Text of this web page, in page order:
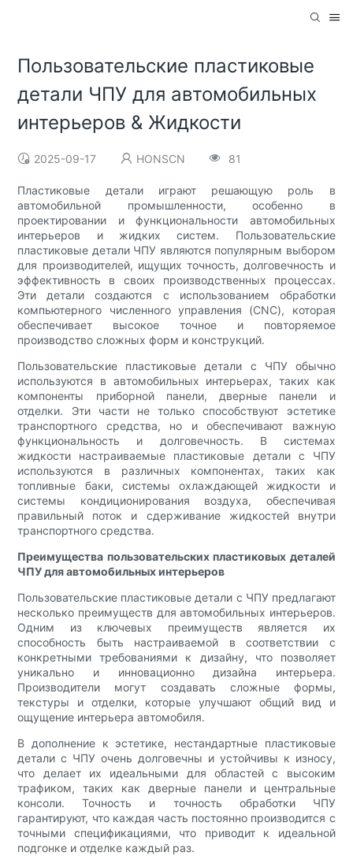
Пользовательские пластиковые
детали ЧПУ для автомобильных
интерьеров & Жидкости
2025-09-17 HONSCN 81
Пластиковые детали играют решающую роль в
автомобильной промышленности, особенно в
проектировании и функциональности автомобильных
интерьеров и жидких систем. Пользовательские
пластиковые детали ЧПУ являются популярным выбором
для производителей, ищущих точность, долговечность и
эффективность в своих производственных процессах.
Эти детали создаются с использованием обработки
компьютерного численного управления (CNC), которая
обеспечивает высокое точное и повторяемое
производство сложных форм и конструкций.
Пользовательские пластиковые детали с ЧПУ обычно
используются в автомобильных интерьерах, таких как
компоненты приборной панели, дверные панели и
отделки. Эти части не только способствуют эстетике
транспортного средства, но и обеспечивают важную
функциональность и долговечность. В системах
жидкости настраиваемые пластиковые детали с ЧПУ
используются в различных компонентах, таких как
топливные баки, системы охлаждающей жидкости и
системы кондиционирования воздуха, обеспечивая
правильный поток и сдерживание жидкостей внутри
транспортного средства.
Преимущества пользовательских пластиковых деталей
ЧПУ для автомобильных интерьеров
Пользовательские пластиковые детали с ЧПУ предлагают
несколько преимуществ для автомобильных интерьеров.
Одним из ключевых преимуществ является их
способность быть настраиваемой в соответствии с
конкретными требованиями к дизайну, что позволяет
уникально и инновационно дизайна интерьера.
Производители могут создавать сложные формы,
текстуры и отделки, которые улучшают общий вид и
ощущение интерьера автомобиля.
В дополнение к эстетике, нестандартные пластиковые
детали с ЧПУ очень долговечны и устойчивы к износу,
что делает их идеальными для областей с высоким
трафиком, таких как дверные панели и центральные
консоли. Точность и точность обработки ЧПУ
гарантируют, что каждая часть постоянно производится с
точными спецификациями, что приводит к идеальной
подгонке и отделке каждый раз.